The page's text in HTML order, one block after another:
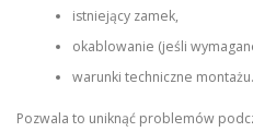
istniejący zamek,
okablowanie (jeśli
warunki techniczne montażu.
Pozwala to uniknąć problemów